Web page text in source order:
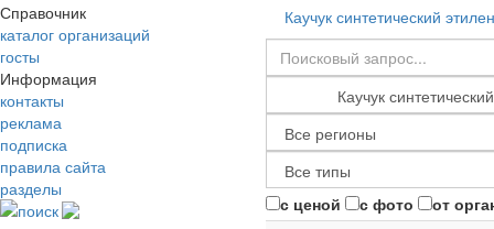
Справочник
каталог организаций
госты
Информация
контакты
реклама
подписка
правила сайта
разделы
поиск
Каучук синтетический
с ценой с фото от